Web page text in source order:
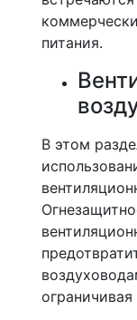
питания.
В этом